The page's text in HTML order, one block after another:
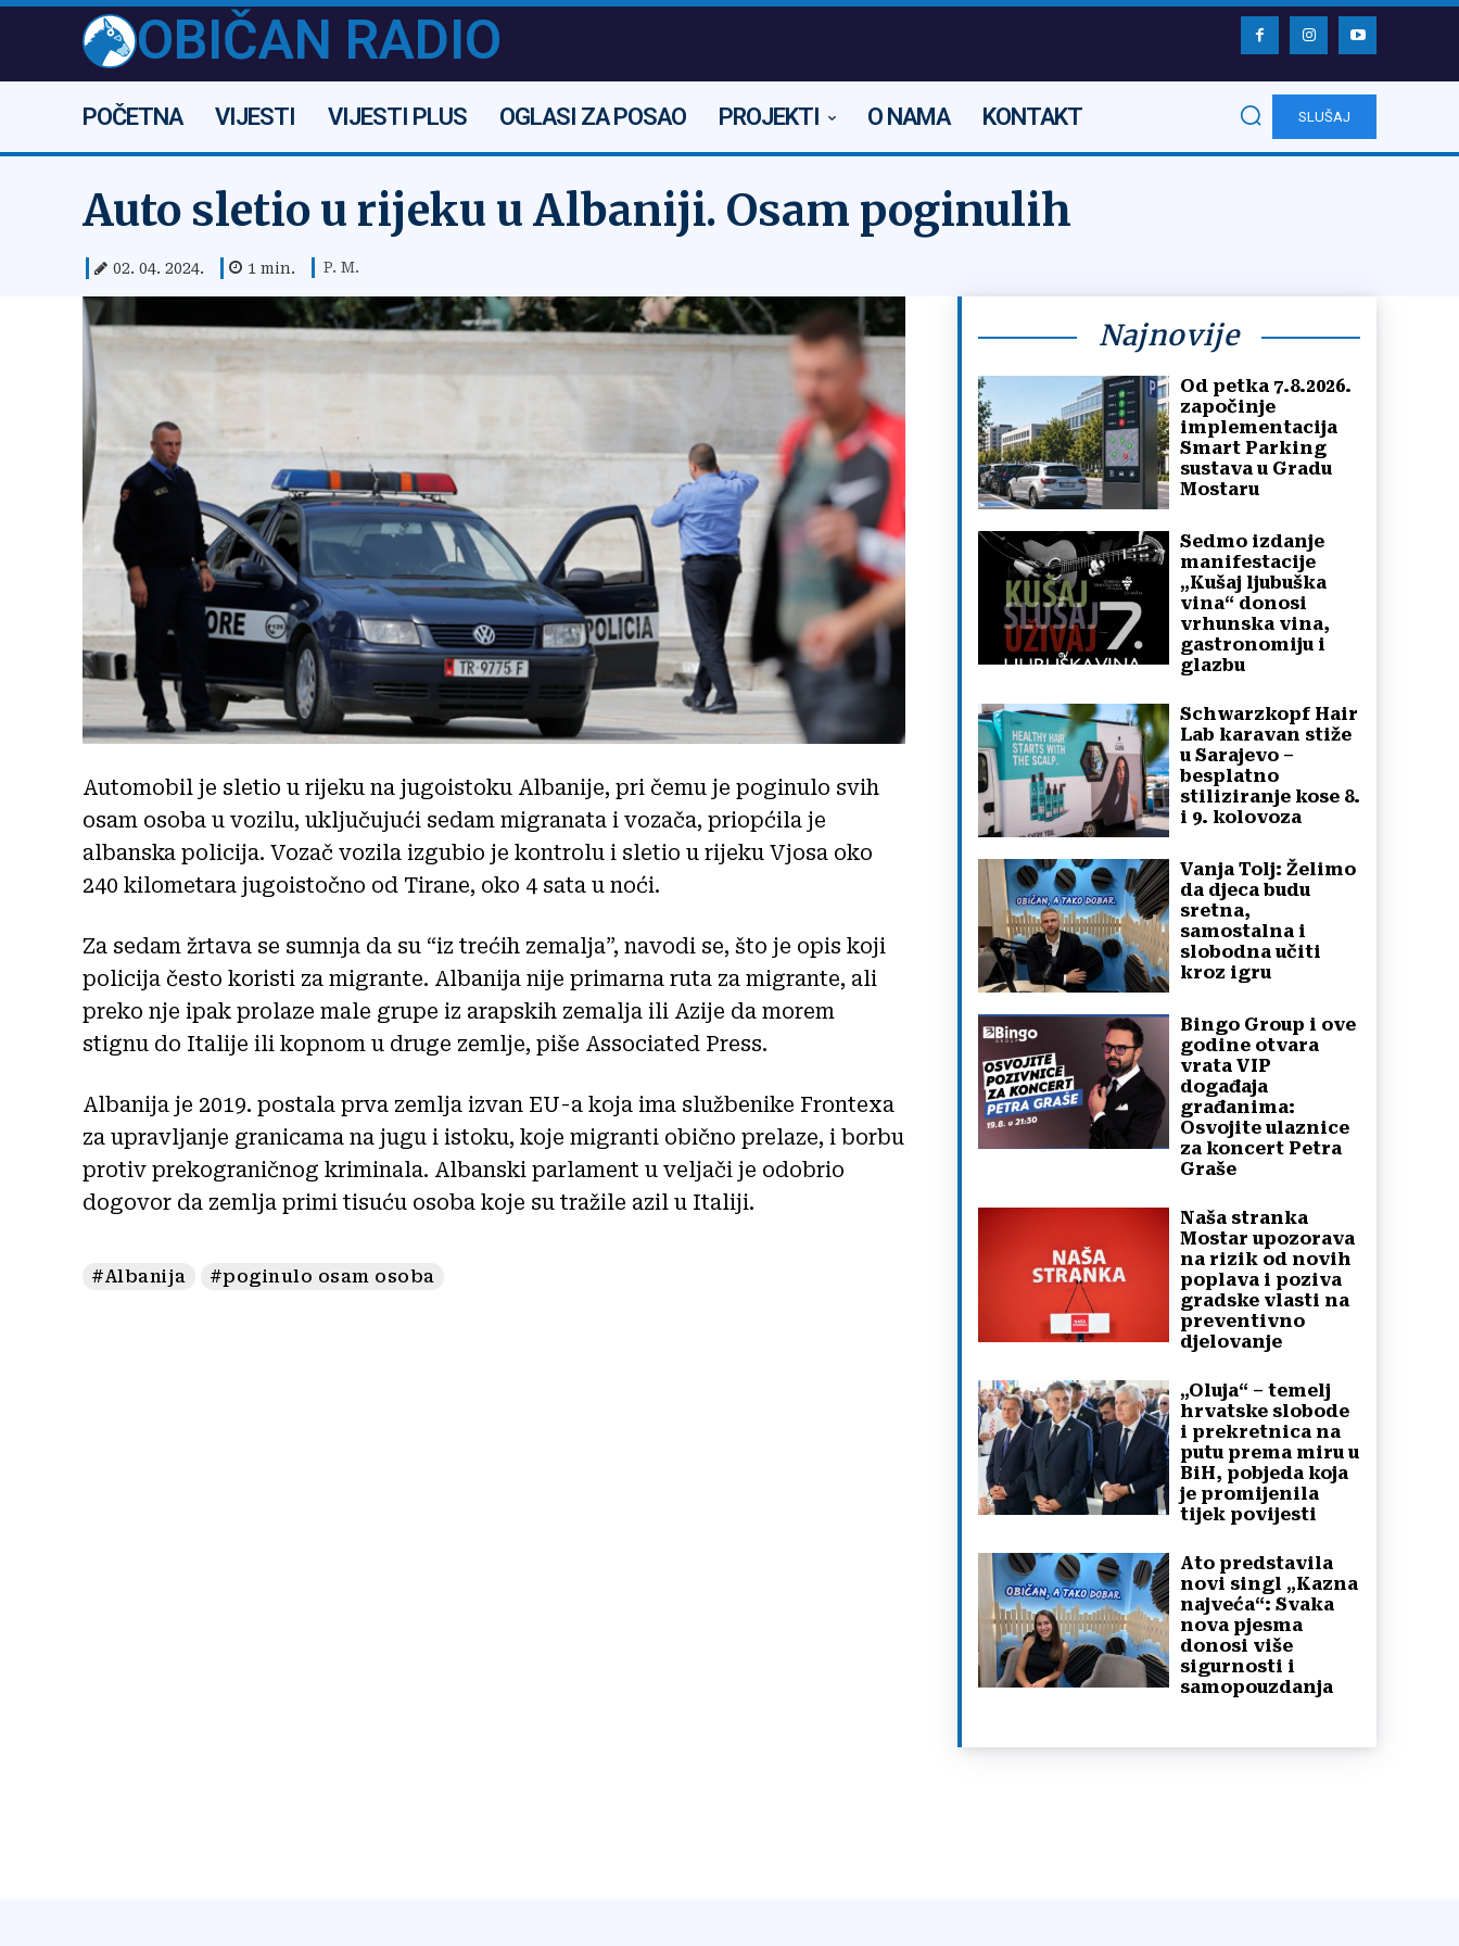
OBIČAN RADIO
POČETNA VIJESTI VIJESTI PLUS OGLASI ZA POSAO PROJEKTI O NAMA KONTAKT SLUŠAJ
Auto sletio u rijeku u Albaniji. Osam poginulih
02. 04. 2024. 1 min. P. M.
Automobil je sletio u rijeku na jugoistoku Albanije, pri čemu je poginulo svih
osam osoba u vozilu, uključujući sedam migranata i vozača, priopćila je
albanska policija. Vozač vozila izgubio je kontrolu i sletio u rijeku Vjosa oko
240 kilometara jugoistočno od Tirane, oko 4 sata u noći.
Za sedam žrtava se sumnja da su “iz trećih zemalja”, navodi se, što je opis koji
policija često koristi za migrante. Albanija nije primarna ruta za migrante, ali
preko nje ipak prolaze male grupe iz arapskih zemalja ili Azije da morem
stignu do Italije ili kopnom u druge zemlje, piše Associated Press.
Albanija je 2019. postala prva zemlja izvan EU-a koja ima službenike Frontexa
za upravljanje granicama na jugu i istoku, koje migranti obično prelaze, i borbu
protiv prekograničnog kriminala. Albanski parlament u veljači je odobrio
dogovor da zemlja primi tisuću osoba koje su tražile azil u Italiji.
#Albanija #poginulo osam osoba
Najnovije
Od petka 7.8.2026.
započinje
implementacija
Smart Parking
sustava u Gradu
Mostaru
Sedmo izdanje
manifestacije
„Kušaj ljubuška
vina“ donosi
vrhunska vina,
gastronomiju i
glazbu
Schwarzkopf Hair
Lab karavan stiže
u Sarajevo –
besplatno
stiliziranje kose 8.
i 9. kolovoza
Vanja Tolj: Želimo
da djeca budu
sretna,
samostalna i
slobodna učiti
kroz igru
Bingo Group i ove
godine otvara
vrata VIP
događaja
građanima:
Osvojite ulaznice
za koncert Petra
Graše
Naša stranka
Mostar upozorava
na rizik od novih
poplava i poziva
gradske vlasti na
preventivno
djelovanje
„Oluja“ – temelj
hrvatske slobode
i prekretnica na
putu prema miru u
BiH, pobjeda koja
je promijenila
tijek povijesti
Ato predstavila
novi singl „Kazna
najveća“: Svaka
nova pjesma
donosi više
sigurnosti i
samopouzdanja